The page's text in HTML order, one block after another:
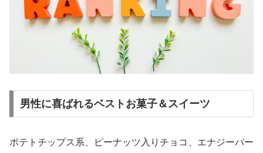
男性に喜ばれるベストお菓子＆スイーツ
ポテトチップス系、ピーナッツ入りチョコ、エナジーバー